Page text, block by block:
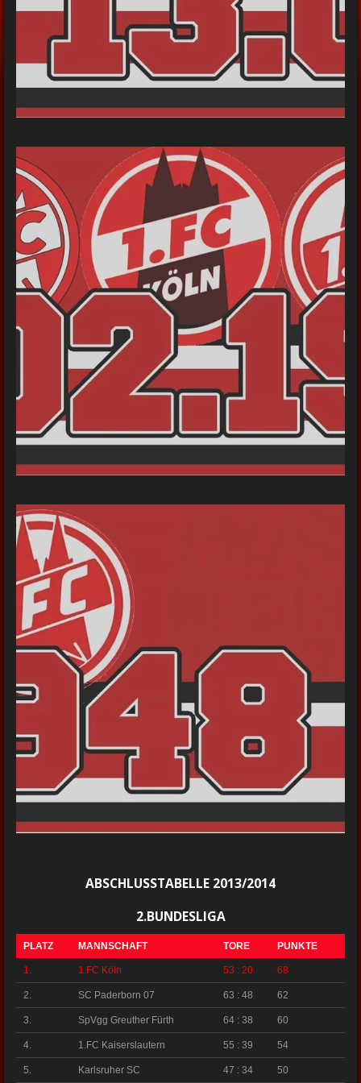
ABSCHLUSSTABELLE 2013/2014
2.BUNDESLIGA
PLATZ MANNSCHAFT TORE PUNKTE
1. 1.FC Köln 53 : 20 68
2. SC Paderborn 07 63 : 48 62
3. SpVgg Greuther Fürth 64 : 38 60
4. 1.FC Kaiserslautern 55 : 39 54
5. Karlsruher SC 47 : 34 50